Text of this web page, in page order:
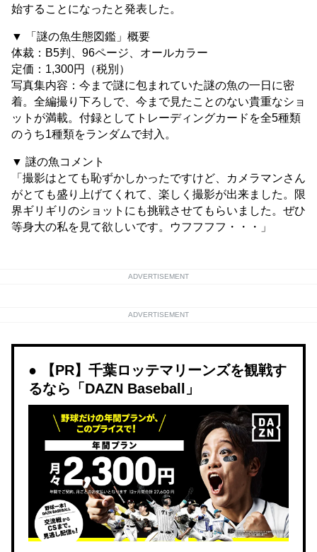
始することになったと発表した。
▼ 「謎の魚生態図鑑」概要
体裁：B5判、96ページ、オールカラー
定価：1,300円（税別）
写真集内容：今まで謎に包まれていた謎の魚の一日に密
着。全編撮り下ろしで、今まで見たことのない貴重なショ
ットが満載。付録としてトレーディングカードを全5種類
のうち1種類をランダムで封入。
▼ 謎の魚コメント
「撮影はとても恥ずかしかったですけど、カメラマンさん
がとても盛り上げてくれて、楽しく撮影が出来ました。限
界ギリギリのショットにも挑戦させてもらいました。ぜひ
等身大の私を見て欲しいです。ウフフフフ・・・」
ADVERTISEMENT
ADVERTISEMENT
【PR】千葉ロッテマリーンズを観戦す
るなら「DAZN Baseball」